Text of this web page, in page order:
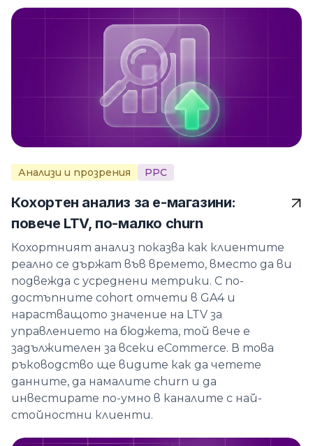
Анализи и прозрения PPC
Кохортен анализ за е-магазини:
повече LTV, по-малко churn
Кохортният анализ показва как клиентите
реално се държат във времето, вместо да ви
подвежда с усреднени метрики. С по-
достъпните cohort отчети в GA4 и
нарастващото значение на LTV за
управлението на бюджета, той вече е
задължителен за всеки eCommerce. В това
ръководство ще видите как да четете
данните, да намалите churn и да
инвестирате по-умно в каналите с най-
стойностни клиенти.